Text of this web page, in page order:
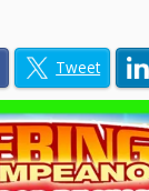
Tweet